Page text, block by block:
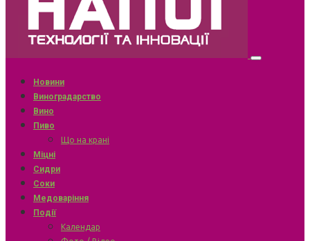
Новини
Виноградарство
Вино
Пиво
Що на крані
Міцні
Сидри
Соки
Медоваріння
Події
Календар